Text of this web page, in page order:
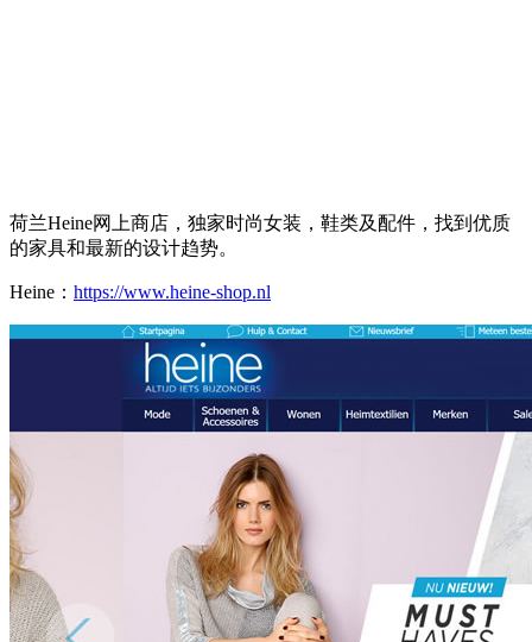
荷兰Heine网上商店，独家时尚女装，鞋类及配件，找到优质
的家具和最新的设计趋势。
Heine： https://www.heine-shop.nl